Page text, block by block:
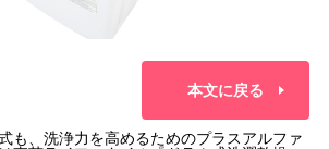
本文に戻る
も、洗浄力を高めるためのプラスアルファ